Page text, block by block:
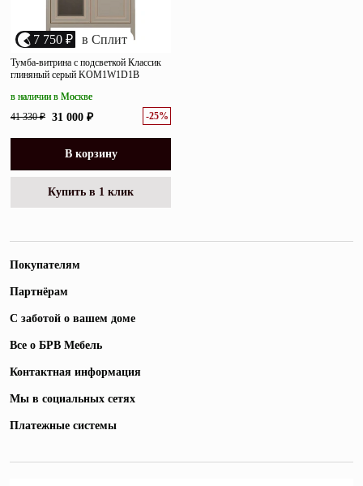
7 750 ₽ в Сплит
Тумба-витрина с подсветкой Классик
глиняный серый KOM1W1D1B
41 330 ₽ 31 000 ₽ -25%
в наличии в Москве
В корзину
Купить в 1 клик
Покупателям
Партнёрам
С заботой о вашем доме
Все о БРВ Мебель
Контактная информация
Мы в социальных сетях
Платежные системы